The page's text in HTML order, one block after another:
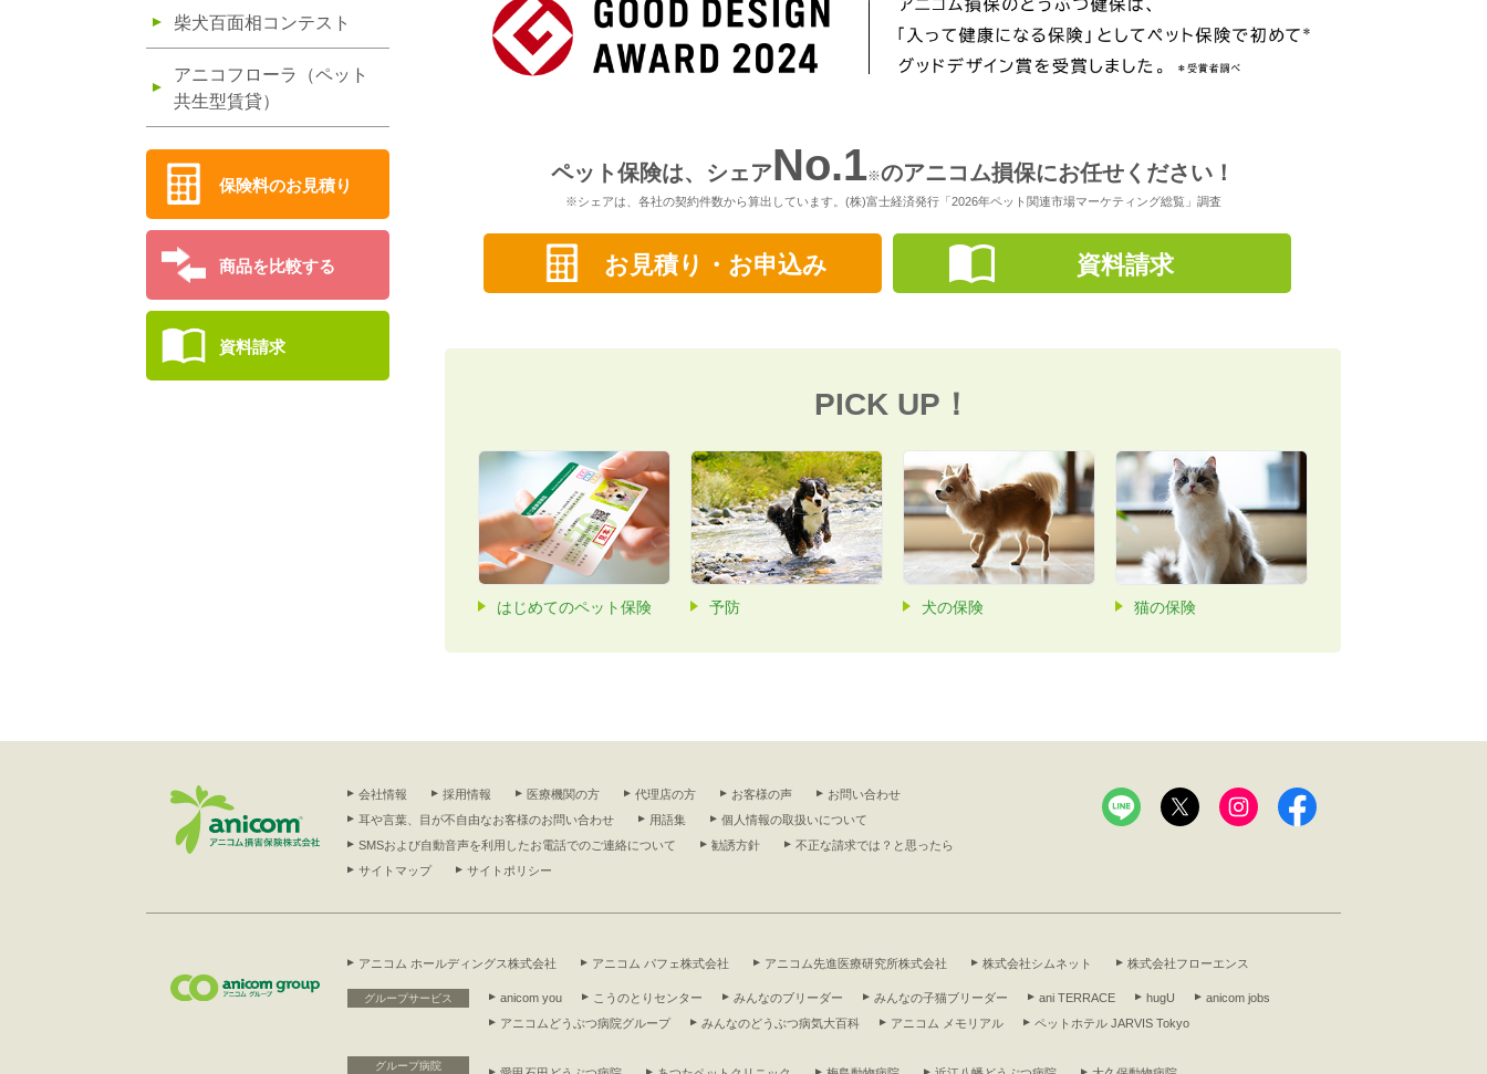
柴犬百面相コンテスト
アニコフローラ（ペット
共生型賃貸）
保険料のお見積り
商品を比較する
資料請求
ペット保険は、シェアNo.1※のアニコム損保にお任せください！
※シェアは、各社の契約件数から算出しています。 (株)富士経済発行「2026年ペット関連市場マーケティング総覧」調査
お見積り・お申込み 資料請求
PICK UP！
はじめてのペット保険 予防 犬の保険 猫の保険
会社情報 採用情報 医療機関の方 代理店の方 お客様の声
お問い合わせ
耳や言葉、目が不自由なお客様のお問い合わせ
用語集
個人情報の取扱いについて
SMSおよび自動音声を利用したお電話でのご連絡について
勧誘方針
不正な請求では？と思ったら
サイトマップ
サイトポリシー
アニコム ホールディングス株式会社 アニコム パフェ株式会社 アニコム先進医療研究所株式会社 株式会社シムネット 株式会社フローエンス
グループサービス anicom you こうのとりセンター みんなのブリーダー みんなの子猫ブリーダー ani TERRACE hugU
anicom jobs
アニコムどうぶつ病院グループ
みんなのどうぶつ病気大百科 アニコム メモリアル ペットホテル JARVIS Tokyo
グループ病院